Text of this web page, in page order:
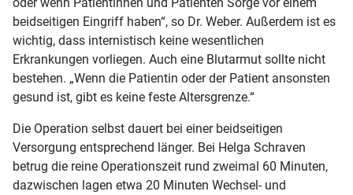
beidseitigen Eingriff haben“, so Dr. Weber. Außerdem ist es
wichtig, dass internistisch keine wesentlichen
Erkrankungen vorliegen. Auch eine Blutarmut sollte nicht
bestehen. „Wenn die Patientin oder der Patient ansonsten
gesund ist, gibt es keine feste Altersgrenze.“
Die Operation selbst dauert bei einer beidseitigen
Versorgung entsprechend länger. Bei Helga Schraven
betrug die reine Operationszeit rund zweimal 60 Minuten,
dazwischen lagen etwa 20 Minuten Wechsel- und